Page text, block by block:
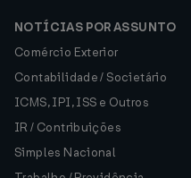
NOTÍCIAS POR ASSUNTO
Comércio Exterior
Contabilidade / Societário
ICMS, IPI, ISS e Outros
IR / Contribuições
Simples Nacional